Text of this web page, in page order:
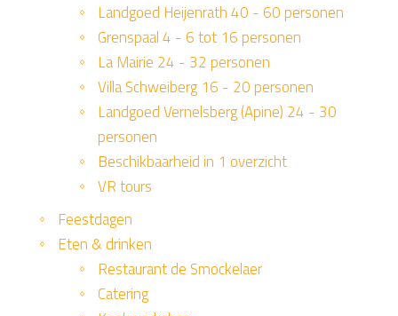
Landgoed Heijenrath 40 - 60 personen
Grenspaal 4 - 6 tot 16 personen
La Mairie 24 - 32 personen
Villa Schweiberg 16 - 20 personen
Landgoed Vernelsberg (Apine) 24 - 30
personen
Beschikbaarheid in 1 overzicht
VR tours
Feestdagen
Eten & drinken
Restaurant de Smockelaer
Catering